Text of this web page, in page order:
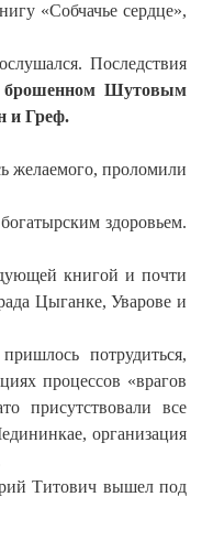
«Собчачье сердце»,
Последствия
брошенном Шутовым
и Греф.
желаемого, проломили
здоровьем.
книгой и почти
Цыганке, Уварове и
потрудиться,
процессов «врагов
присутствовали все
организация
Титович вышел под